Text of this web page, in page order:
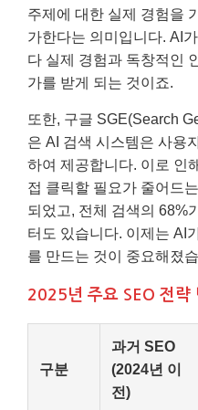
주제에 대한 실제 경험을
가한다는 의미입니다. AI
다 실제 경험과 독창적인
가를 받게 되는 것이죠.
또한, 구글 SGE(Search
은 AI 검색 시스템은 사용
하여 제공합니다. 이로 인
접 클릭할 필요가 줄어드
되었고, 전체 검색의 68%
터도 있습니다. 이제는 AI
를 만드는 것이 중요해졌
2025년 주요 SEO 전략
구분
과거 SEO
(2024년 이
전)